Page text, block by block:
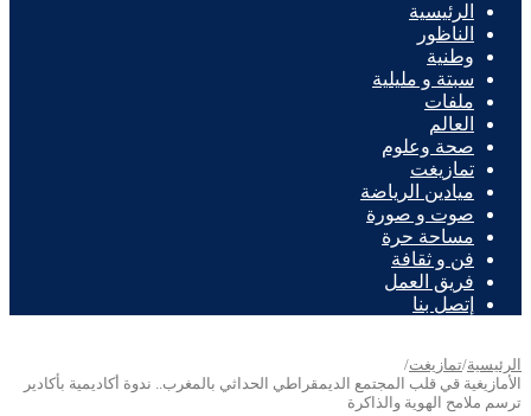
الرئيسية
الناظور
وطنية
سبتة و مليلية
ملفات
العالم
صحة وعلوم
تمازيغت
ميادين الرياضة
صوت و صورة
مساحة حرة
فن و ثقافة
فريق العمل
إتصل بنا
الرئيسية/تمازيغت/
الأمازيغية قي قلب المجتمع الديمقراطي الحداثي بالمغرب.. ندوة أكاديمية بأكادير
ترسم ملامح الهوية والذاكرة